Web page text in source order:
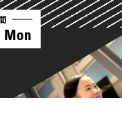
Mon